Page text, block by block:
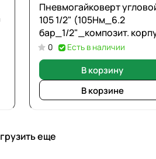
Пневмогайковерт
105 1/2" (105Нм_6.2
бар_1/2"_композит.
0 Есть в наличии
В корзину
В корзине
еще